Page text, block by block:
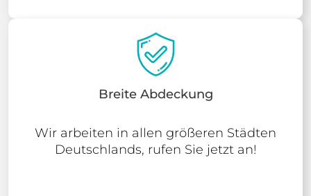
Breite Abdeckung
Wir arbeiten in allen größeren Städten
Deutschlands, rufen Sie jetzt an!